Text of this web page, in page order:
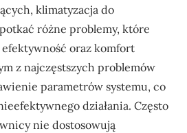
klimatyzacja do
różne problemy, które
efektywność oraz komfort
z najczęstszych problemów
parametrów systemu, co
działania. Często
nie dostosowują